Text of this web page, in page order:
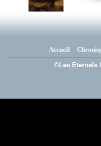
Accueil
©Les Eternels